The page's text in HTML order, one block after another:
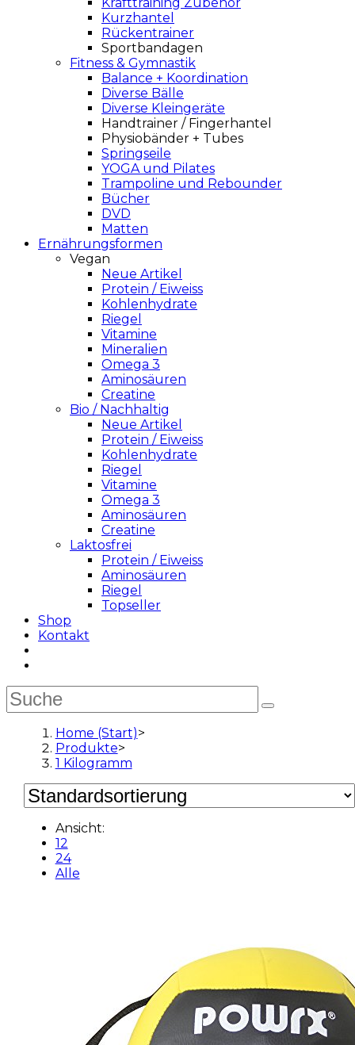
Kurzhantel
Rückentrainer
Sportbandagen
Fitness & Gymnastik
Balance + Koordination
Diverse Bälle
Diverse Kleingeräte
Handtrainer / Fingerhantel
Physiobänder + Tubes
Springseile
YOGA und Pilates
Trampoline und Rebounder
Bücher
DVD
Matten
Ernährungsformen
Vegan
Neue Artikel
Protein / Eiweiss
Kohlenhydrate
Riegel
Vitamine
Mineralien
Omega 3
Aminosäuren
Creatine
Bio / Nachhaltig
Neue Artikel
Protein / Eiweiss
Kohlenhydrate
Riegel
Vitamine
Omega 3
Aminosäuren
Creatine
Laktosfrei
Protein / Eiweiss
Aminosäuren
Riegel
Topseller
Shop
Kontakt
Home (Start)>
Produkte>
1 Kilogramm
Ansicht:
12
24
Alle